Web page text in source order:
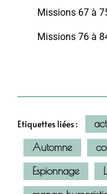
Missions 67 à
Missions 76 à
Etiquettes liées :
Automne
Espionnage